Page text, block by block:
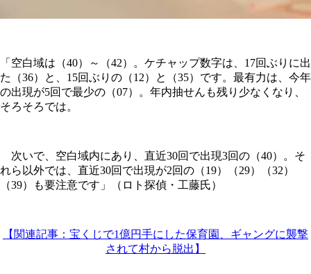
「空白域は（40）～（42）。ケチャップ数字は、17回ぶりに出
た（36）と、15回ぶりの（12）と（35）です。最有力は、今年
の出現が5回で最少の（07）。年内抽せんも残り少なくなり、
そろそろでは。
次いで、空白域内にあり、直近30回で出現3回の（40）。そ
れら以外では、直近30回で出現が2回の（19）（29）（32）
（39）も要注意です」（ロト探偵・工藤氏）
【関連記事：宝くじで1億円手にした保育園、ギャングに襲撃
されて村から脱出】